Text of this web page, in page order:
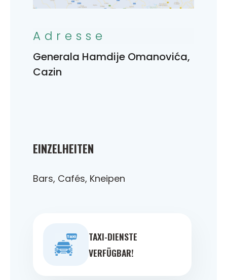
EINZELHEITEN
Bars, Cafés, Kneipen
TAXI-DIENSTE
VERFÜGBAR!
Adresse
Generala Hamdije Omanovića,
Cazin